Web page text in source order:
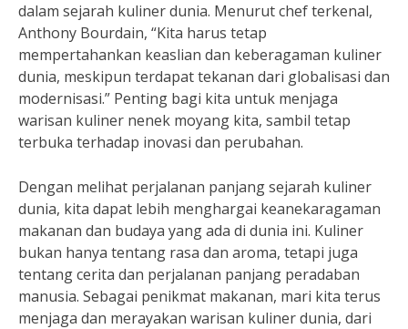
dalam sejarah kuliner dunia. Menurut chef terkenal,
Anthony Bourdain, “Kita harus tetap
mempertahankan keaslian dan keberagaman kuliner
dunia, meskipun terdapat tekanan dari globalisasi dan
modernisasi.” Penting bagi kita untuk menjaga
warisan kuliner nenek moyang kita, sambil tetap
terbuka terhadap inovasi dan perubahan.
Dengan melihat perjalanan panjang sejarah kuliner
dunia, kita dapat lebih menghargai keanekaragaman
makanan dan budaya yang ada di dunia ini. Kuliner
bukan hanya tentang rasa dan aroma, tetapi juga
tentang cerita dan perjalanan panjang peradaban
manusia. Sebagai penikmat makanan, mari kita terus
menjaga dan merayakan warisan kuliner dunia, dari